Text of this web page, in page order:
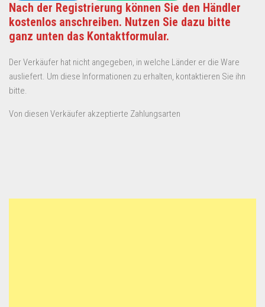
Nach der Registrierung können Sie den Händler
kostenlos anschreiben. Nutzen Sie dazu bitte
ganz unten das Kontaktformular.
Der Verkäufer hat nicht angegeben, in welche Länder er die Ware
ausliefert. Um diese Informationen zu erhalten, kontaktieren Sie ihn
bitte.
Von diesen Verkäufer akzeptierte Zahlungsarten